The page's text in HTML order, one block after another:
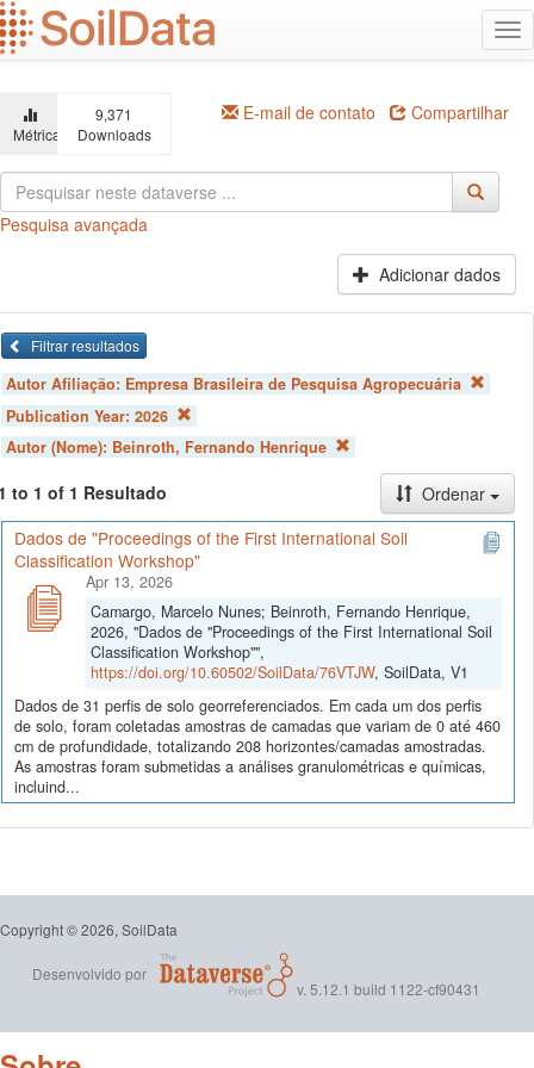
Ir
para
o
principal
Métricas
9,371
Downloads
E-mail de contato Compartilhar
Pesquisa avançada
Adicionar dados
Filtrar resultados
Autor Afiliação: Empresa Brasileira de Pesquisa Agropecuária
Publication Year: 2026
Autor (Nome): Beinroth, Fernando Henrique
to 1 of 1 Resultado
Ordenar
Dados de "Proceedings of the First International Soil
Classification Workshop"
Apr 13, 2026
Camargo, Marcelo Nunes; Beinroth, Fernando Henrique,
2026, "Dados de "Proceedings of the First International Soil
Classification Workshop"",
https://doi.org/10.60502/SoilData/76VTJW, SoilData, V1
Dados de 31 perfis de solo georreferenciados. Em cada um dos perfis
de solo, foram coletadas amostras de camadas que variam de 0 até 460
cm de profundidade, totalizando 208 horizontes/camadas amostradas.
As amostras foram submetidas a análises granulométricas e químicas,
incluind...
Copyright © 2026, SoilData
Desenvolvido por
v. 5.12.1 build 1122-cf90431